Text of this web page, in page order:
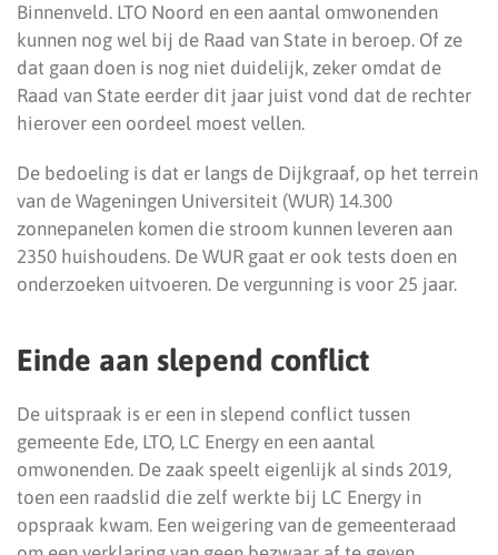
Binnenveld. LTO Noord en een aantal omwonenden
kunnen nog wel bij de Raad van State in beroep. Of ze
dat gaan doen is nog niet duidelijk, zeker omdat de
Raad van State eerder dit jaar juist vond dat de rechter
hierover een oordeel moest vellen.
De bedoeling is dat er langs de Dijkgraaf, op het terrein
van de Wageningen Universiteit (WUR) 14.300
zonnepanelen komen die stroom kunnen leveren aan
2350 huishoudens. De WUR gaat er ook tests doen en
onderzoeken uitvoeren. De vergunning is voor 25 jaar.
Einde aan slepend conflict
De uitspraak is er een in slepend conflict tussen
gemeente Ede, LTO, LC Energy en een aantal
omwonenden. De zaak speelt eigenlijk al sinds 2019,
toen een raadslid die zelf werkte bij LC Energy in
opspraak kwam. Een weigering van de gemeenteraad